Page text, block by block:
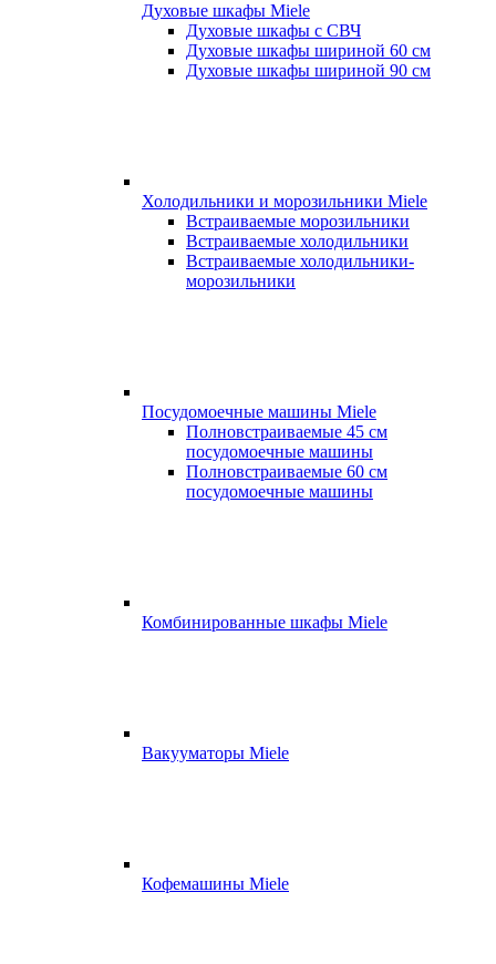
Духовые шкафы Miele
Духовые шкафы с СВЧ
Духовые шкафы шириной 60 см
Духовые шкафы шириной 90 см
Холодильники и морозильники Miele
Встраиваемые морозильники
Встраиваемые холодильники
Встраиваемые холодильники-
морозильники
Посудомоечные машины Miele
Полновстраиваемые 45 см
посудомоечные машины
Полновстраиваемые 60 см
посудомоечные машины
Комбинированные шкафы Miele
Вакууматоры Miele
Кофемашины Miele